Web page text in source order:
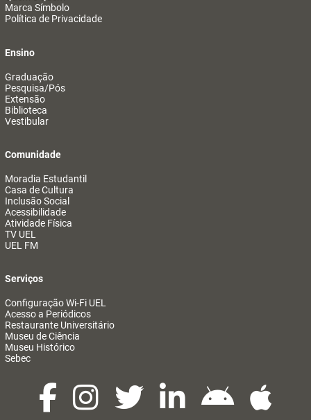
Marca Símbolo
Política de Privacidade
Ensino
Graduação
Pesquisa/Pós
Extensão
Biblioteca
Vestibular
Comunidade
Moradia Estudantil
Casa de Cultura
Inclusão Social
Acessibilidade
Atividade Física
TV UEL
UEL FM
Serviços
Configuração Wi-Fi UEL
Acesso a Periódicos
Restaurante Universitário
Museu de Ciência
Museu Histórico
Sebec